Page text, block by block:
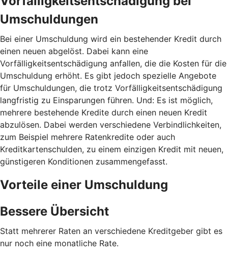
Umschuldungen
Bei einer Umschuldung wird ein bestehender Kredit durch
einen neuen abgelöst. Dabei kann eine
Vorfälligkeitsentschädigung anfallen, die die Kosten für die
Umschuldung erhöht. Es gibt jedoch spezielle Angebote
für Umschuldungen, die trotz Vorfälligkeitsentschädigung
langfristig zu Einsparungen führen. Und: Es ist möglich,
mehrere bestehende Kredite durch einen neuen Kredit
abzulösen. Dabei werden verschiedene Verbindlichkeiten,
zum Beispiel mehrere Ratenkredite oder auch
Kreditkartenschulden, zu einem einzigen Kredit mit neuen,
günstigeren Konditionen zusammengefasst.
Vorteile einer Umschuldung
Bessere Übersicht
Statt mehrerer Raten an verschiedene Kreditgeber gibt es
nur noch eine monatliche Rate.